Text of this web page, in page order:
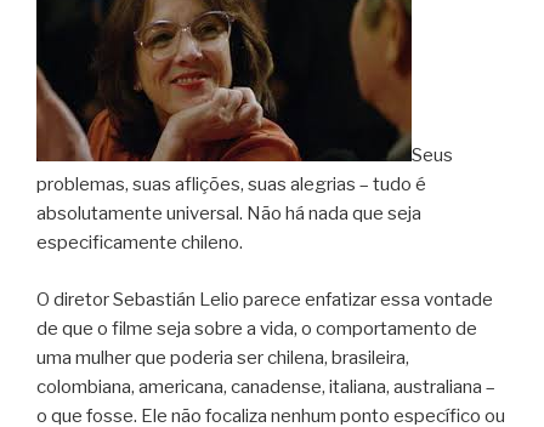
Seus
problemas, suas aflições, suas alegrias – tudo é
absolutamente universal. Não há nada que seja
especificamente chileno.
O diretor Sebastián Lelio parece enfatizar essa vontade
de que o filme seja sobre a vida, o comportamento de
uma mulher que poderia ser chilena, brasileira,
colombiana, americana, canadense, italiana, australiana –
o que fosse. Ele não focaliza nenhum ponto específico ou